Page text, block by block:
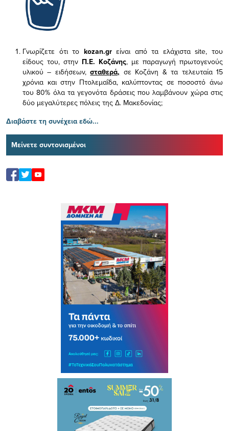
Γνωρίζετε ότι το kozan.gr είναι από τα ελάχισταsite, του
είδους του, στην Π.Ε. Κοζάνης, με παραγωγή πρωτογενούς
υλικού – ειδήσεων,σταθερά, σε Κοζάνη & τα τελευταία 15
χρόνια και στην Πτολεμαΐδα, καλύπτοντας σε ποσοστό άνω
του 80% όλα τα γεγονότα δράσεις που λαμβάνουν χώρα στις
δύο μεγαλύτερες πόλεις της Δ. Μακεδονίας;
Διαβάστε τη συνέχεια εδώ...
Μείνετε συντονισμένοι